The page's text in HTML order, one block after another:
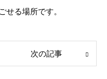
せる場所です。
次の記事